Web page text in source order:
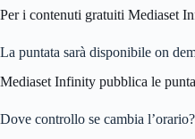
Per i contenuti gratuiti Mediaset
La puntata sarà disponibile on
Mediaset Infinity pubblica le
Dove controllo se cambia l’orario?